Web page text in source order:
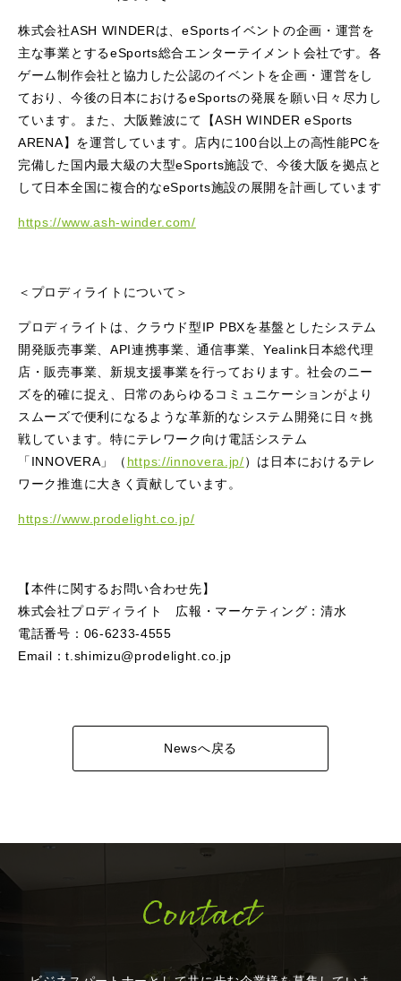
株式会社ASH WINDERは、eSportsイベントの企画・運営を
主な事業とするeSports総合エンターテイメント会社です。各
ゲーム制作会社と協力した公認のイベントを企画・運営をし
ており、今後の日本におけるeSportsの発展を願い日々尽力し
ています。また、大阪難波にて【ASH WINDER eSports
ARENA】を運営しています。店内に100台以上の高性能PCを
完備した国内最大級の大型eSports施設で、今後大阪を拠点と
して日本全国に複合的なeSports施設の展開を計画しています
https://www.ash-winder.com/
＜プロディライトについて＞
プロディライトは、クラウド型IP PBXを基盤としたシステム
開発販売事業、API連携事業、通信事業、Yealink日本総代理
店・販売事業、新規支援事業を行っております。社会のニー
ズを的確に捉え、日常のあらゆるコミュニケーションがより
スムーズで便利になるような革新的なシステム開発に日々挑
戦しています。特にテレワーク向け電話システム
「INNOVERA」（ https://innovera.jp/）は日本におけるテレ
ワーク推進に大きく貢献しています。
https://www.prodelight.co.jp/
【本件に関するお問い合わせ先】
株式会社プロディライト 広報・マーケティング：清水
電話番号：06-6233-4555
Email：t.shimizu@prodelight.co.jp
Newsへ戻る
Contact